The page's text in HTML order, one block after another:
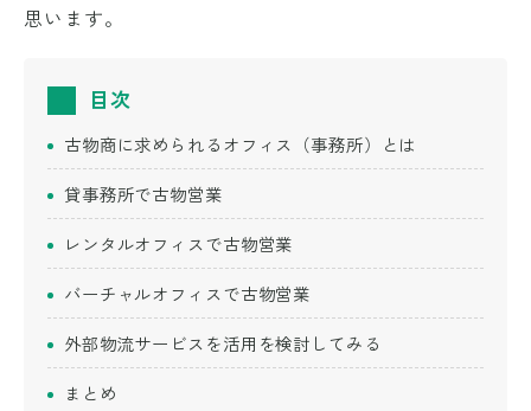
思います。
目次
古物商に求められるオフィス（事務所）とは
貸事務所で古物営業
レンタルオフィスで古物営業
バーチャルオフィスで古物営業
外部物流サービスを活用を検討してみる
まとめ